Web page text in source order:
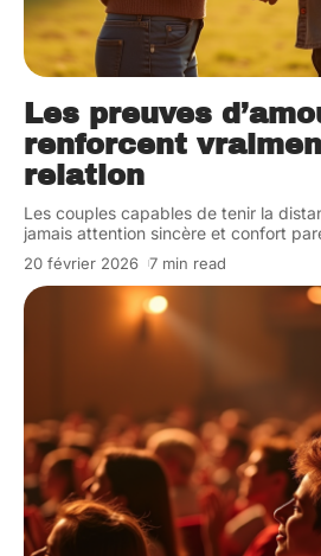
Les preuves
renforcent
relation
Les couples capables de tenir la
jamais attention sincère et confort
20 février 2026 7 min read